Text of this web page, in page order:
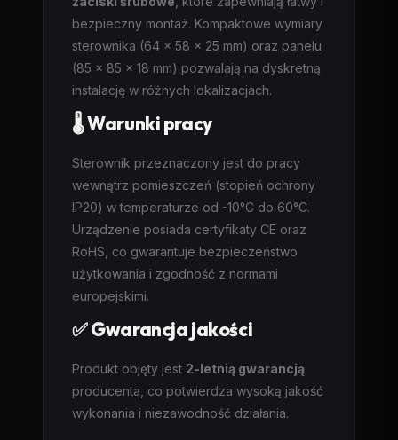
bezpieczny montaż. Kompaktowe wymiary
sterownika (64 x 58 x 25 mm) oraz panelu
(85 x 85 x 18 mm) pozwalają na dyskretną
instalację w różnych lokalizacjach.
🌡️ Warunki pracy
Sterownik przeznaczony jest do pracy
wewnątrz pomieszczeń (stopień ochrony
IP20) w temperaturze od -10°C do 60°C.
Urządzenie posiada certyfikaty CE oraz
RoHS, co gwarantuje bezpieczeństwo
użytkowania i zgodność z normami
europejskimi.
✅ Gwarancja jakości
Produkt objęty jest 2-letnią gwarancją
producenta, co potwierdza wysoką jakość
wykonania i niezawodność działania.